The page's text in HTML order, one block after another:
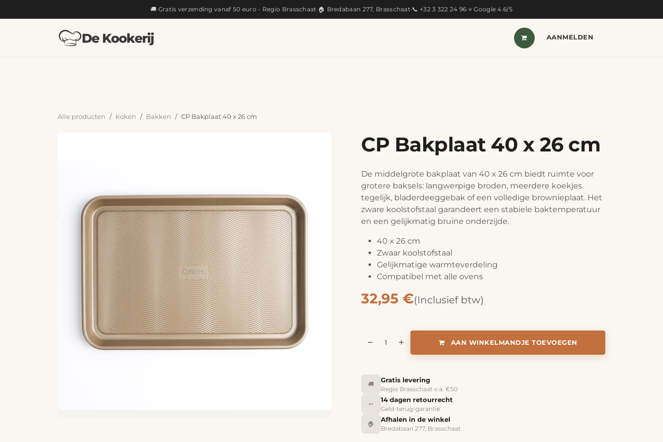
🚚 Gratis verzending vanaf 50 euro - Regio Brasschaat· 🏠 Bredabaan 277, Brasschaat·📞 +32 3 322 24 96· ⭐ Google 4.6/5
SHOP CONTACT
AANMELDEN
Alle producten Koken Bakken CP Bakplaat 40 x 26 cm
CP Bakplaat 40 x 26 cm
De middelgrote bakplaat van 40 x 26 cm biedt ruimte voor
grotere baksels: langwerpige broden, meerdere koekjes
tegelijk, bladerdeeggebak of een volledige brownieplaat. Het
zware koolstofstaal garandeert een stabiele baktemperatuur
en een gelijkmatig bruine onderzijde.
40 x 26 cm
Zwaar koolstofstaal
Gelijkmatige warmteverdeling
Compatibel met alle ovens
32,95 €(Inclusief btw)
AAN WINKELMANDJE TOEVOEGEN
🚚
Gratis levering
Regio Brasschaat v.a. €50
↩️
14 dagen retourrecht
Geld-terug-garantie
🏠
Afhalen in de winkel
Bredabaan 277, Brasschaat